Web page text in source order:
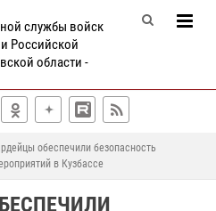
службы войск
Российской
области -
обеспечили безопасность
в Кузбассе